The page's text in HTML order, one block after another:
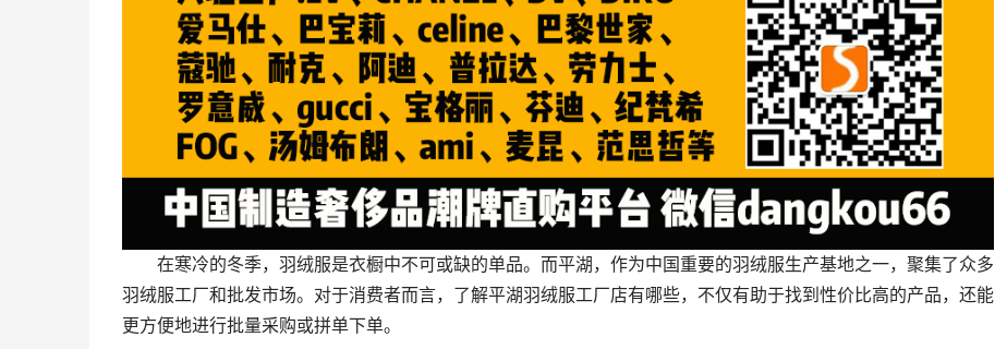
在寒冷的冬季，羽绒服是衣橱中不可或缺的单品。而平湖，作为中国重要的羽绒服生产基地之一，聚集了众多
羽绒服工厂和批发市场。对于消费者而言，了解平湖羽绒服工厂店有哪些，不仅有助于找到性价比高的产品，还能
更方便地进行批量采购或拼单下单。